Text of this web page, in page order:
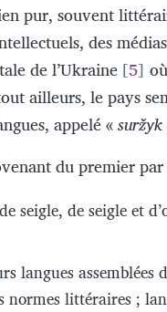
pur, souvent
des
de l’Ukraine 5
ailleurs, le pays
appelé «suržyk
du premier
seigle, de seigle et
langues assemblées
normes littéraires ;